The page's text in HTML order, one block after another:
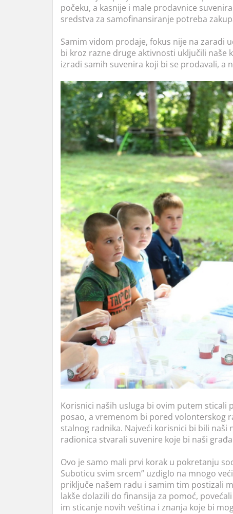
počeku, a kasnije i male prodavnice
sredstva za samofinansiranje potreba
Samim vidom prodaje, fokus nije na zaradi
bi kroz razne druge aktivnosti uključili naše
izradi samih suvenira koji bi se prodavali, a
Korisnici naših usluga bi ovim putem sticali
posao, a vremenom bi pored volonterskog
stalnog radnika. Najveći korisnici bi bili
radionica stvarali suvenire koje bi naši
Ovo je samo mali prvi korak u pokretanju
Suboticu svim srcem” uzdiglo na mnogo
priključe našem radu i samim tim postizali
lakše dolazili do finansija za pomoć,
im sticanje novih veština i znanja koje bi